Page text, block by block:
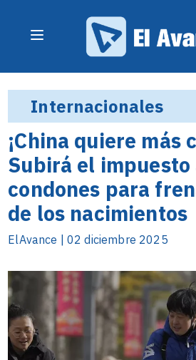
Internacionales
¡China quiere más
Subirá el impuesto
condones para
de los nacimientos
ElAvance | 02 diciembre 2025